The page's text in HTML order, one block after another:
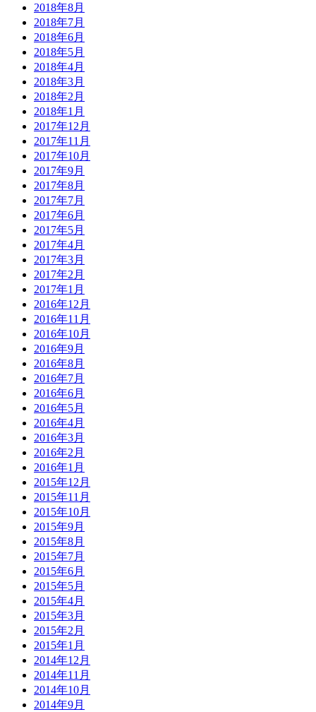
2018年8月
2018年7月
2018年6月
2018年5月
2018年4月
2018年3月
2018年2月
2018年1月
2017年12月
2017年11月
2017年10月
2017年9月
2017年8月
2017年7月
2017年6月
2017年5月
2017年4月
2017年3月
2017年2月
2017年1月
2016年12月
2016年11月
2016年10月
2016年9月
2016年8月
2016年7月
2016年6月
2016年5月
2016年4月
2016年3月
2016年2月
2016年1月
2015年12月
2015年11月
2015年10月
2015年9月
2015年8月
2015年7月
2015年6月
2015年5月
2015年4月
2015年3月
2015年2月
2015年1月
2014年12月
2014年11月
2014年10月
2014年9月